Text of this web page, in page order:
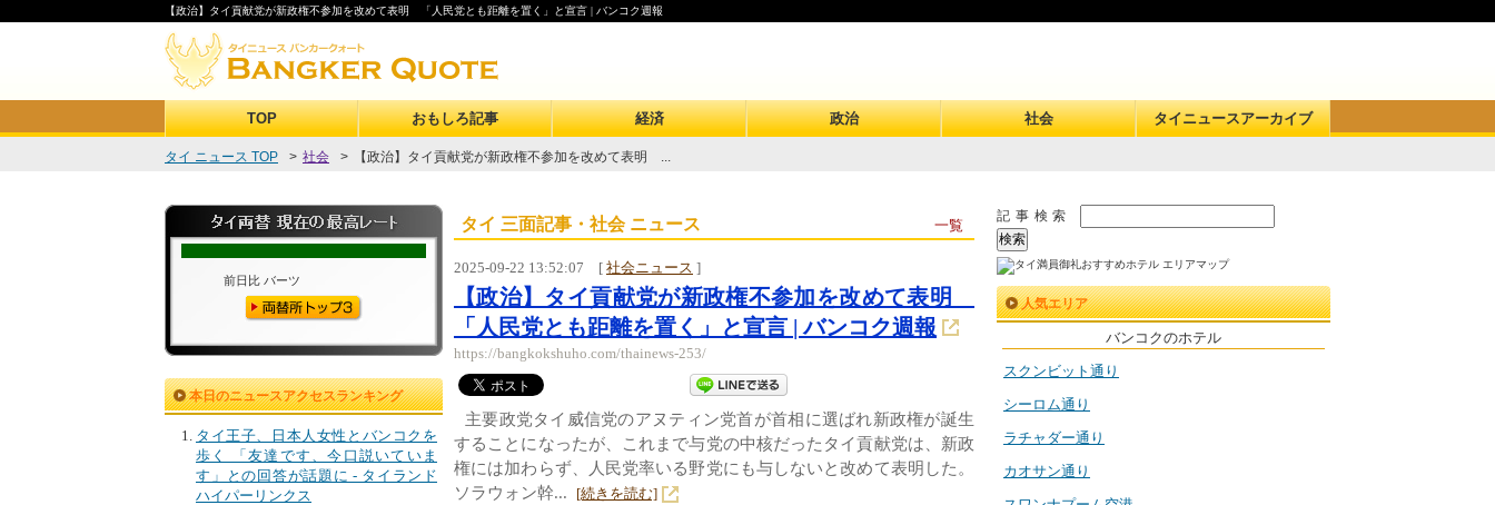
【政治】タイ貢献党が新政権不参加を改めて表明 「人民党とも距離を置く」と宣言 | バンコク週報
TOP おもしろ記事 経済 政治 社会 タイニュースアーカイブ
タイ ニュース TOP > 社会 > 【政治】タイ貢献党が新政権不参加を改めて表明 ...
本日のニュースアクセスランキング
タイ王子、日本人女性とバンコクを
歩く 「友達です、今口説いていま
す」との回答が話題に - タイランド
ハイパーリンクス
タイ 三面記事・社会 ニュース 一覧
2025-09-22 13:52:07 [ 社会ニュース ]
【政治】タイ貢献党が新政権不参加を改めて表明
「人民党とも距離を置く」と宣言 | バンコク週報
https://bangkokshuho.com/thainews-253/
主要政党タイ威信党のアヌティン党首が首相に選ばれ新政権が誕生
することになったが、これまで与党の中核だったタイ貢献党は、新政
権には加わらず、人民党率いる野党にも与しないと改めて表明した。
ソラウォン幹... [続きを読む]
記事検索